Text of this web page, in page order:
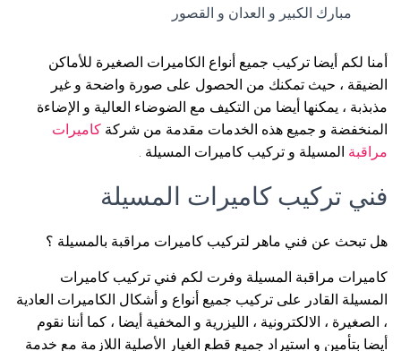
مبارك الكبير و العدان و القصور
أمنا لكم أيضا تركيب جميع أنواع الكاميرات الصغيرة للأماكن
الضيقة ، حيث تمكنك من الحصول على صورة واضحة و غير
مذبذبة ، يمكنها أيضا من التكيف مع الضوضاء العالية و الإضاءة
المنخفضة و جميع هذه الخدمات مقدمة من شركة كاميرات
مراقبة المسيلة و تركيب كاميرات المسيلة .
فني تركيب كاميرات المسيلة
هل تبحث عن فني ماهر لتركيب كاميرات مراقبة بالمسيلة ؟
كاميرات مراقبة المسيلة وفرت لكم فني تركيب كاميرات
المسيلة القادر على تركيب جميع أنواع و أشكال الكاميرات العادية
، الصغيرة ، الالكترونية ، الليزرية و المخفية أيضا ، كما أننا نقوم
أيضا بتأمين و استيراد جميع قطع الغيار الأصلية اللازمة مع خدمة